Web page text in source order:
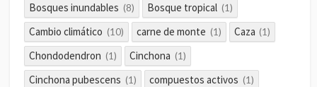
Bosques inundables (8) Bosque tropical (1)
Cambio climático (10) carne de monte (1) Caza (1)
Chondodendron (1) Cinchona (1)
Cinchona pubescens (1) compuestos activos (1)